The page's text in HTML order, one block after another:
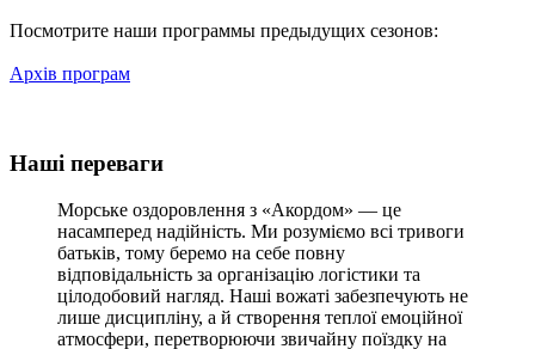
Посмотрите наши программы предыдущих сезонов:
Архів програм
Наші переваги
Морське оздоровлення з «Акордом» — це
насамперед надійність. Ми розуміємо всі тривоги
батьків, тому беремо на себе повну
відповідальність за організацію логістики та
цілодобовий нагляд. Наші вожаті забезпечують не
лише дисципліну, а й створення теплої емоційної
атмосфери, перетворюючи звичайну поїздку на